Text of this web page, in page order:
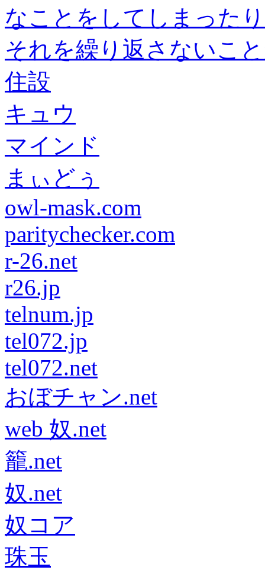
なことをしてしまった
それを繰り返さないこ
住設
キュウ
マインド
まぃどぅ
owl-mask.com
paritychecker.com
r-26.net
r26.jp
telnum.jp
tel072.jp
tel072.net
おぼチャン.net
web 奴.net
籠.net
奴.net
奴コア
珠玉